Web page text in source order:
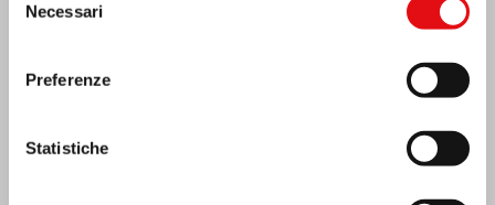
delNecessari
Preferenze
Statistiche
“Lumen Carmeli”